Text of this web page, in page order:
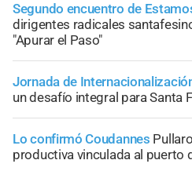
Segundo encuentro de
dirigentes radicales
"Apurar el Paso"
Jornada de
un desafío integral para Santa
Lo confirmó Coudannes
productiva vinculada al puerto